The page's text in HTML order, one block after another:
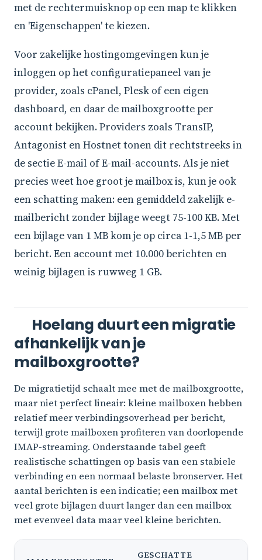
met de rechtermuisknop op een map te klikken
en 'Eigenschappen' te kiezen.
Voor zakelijke hostingomgevingen kun je
inloggen op het configuratiepaneel van je
provider, zoals cPanel, Plesk of een eigen
dashboard, en daar de mailboxgrootte per
account bekijken. Providers zoals TransIP,
Antagonist en Hostnet tonen dit rechtstreeks in
de sectie E-mail of E-mail-accounts. Als je niet
precies weet hoe groot je mailbox is, kun je ook
een schatting maken: een gemiddeld zakelijk e-
mailbericht zonder bijlage weegt 75-100 KB. Met
een bijlage van 1 MB kom je op circa 1-1,5 MB per
bericht. Een account met 10.000 berichten en
weinig bijlagen is ruwweg 1 GB.
Hoelang duurt een migratie
afhankelijk van je
mailboxgrootte?
De migratietijd schaalt mee met de mailboxgrootte,
maar niet perfect lineair: kleine mailboxen hebben
relatief meer verbindingsoverhead per bericht,
terwijl grote mailboxen profiteren van doorlopende
IMAP-streaming. Onderstaande tabel geeft
realistische schattingen op basis van een stabiele
verbinding en een normaal belaste bronserver. Het
aantal berichten is een indicatie; een mailbox met
veel grote bijlagen duurt langer dan een mailbox
met evenveel data maar veel kleine berichten.
GESCHATTE